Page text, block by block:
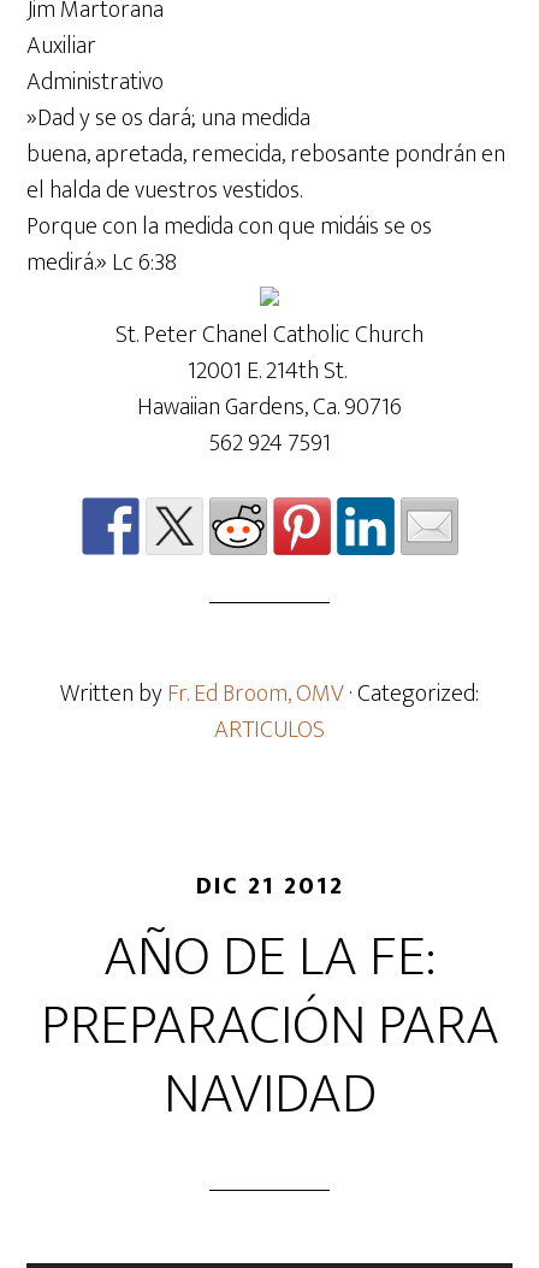
Jim Martorana
Auxiliar
Administrativo
»Dad y se os dará; una medida
buena, apretada, remecida, rebosante pondrán en
el halda de vuestros vestidos.
Porque con la medida con que midáis se os
medirá.» Lc 6:38
St. Peter Chanel Catholic Church
12001 E. 214th St.
Hawaiian Gardens, Ca. 90716
562 924 7591
Written byFr. Ed Broom, OMV· Categorized:
ARTICULOS
DIC 21 2012
AÑO DE LA FE:
PREPARACIÓN PARA
NAVIDAD